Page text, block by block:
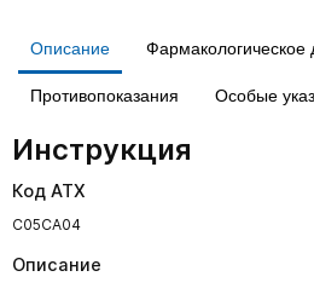
Описание Фармакологическое
Противопоказания Особые
Инструкция
Код АТХ
С05СА04
Описание